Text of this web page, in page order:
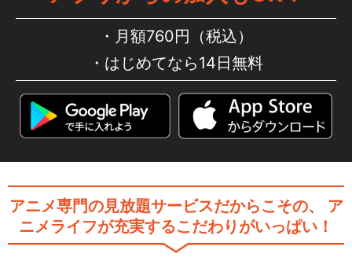
劇場版「BanG Dream! Episo
de…
劇場版「BanG Dream! It's M
劇場版「BanG Dream! It's M
y…
月額760円（税込）
はじめてなら14日無料
アニメ専門の見放題サービスだからこその、
ア
ニメライフが充実するこだわりがいっぱい！